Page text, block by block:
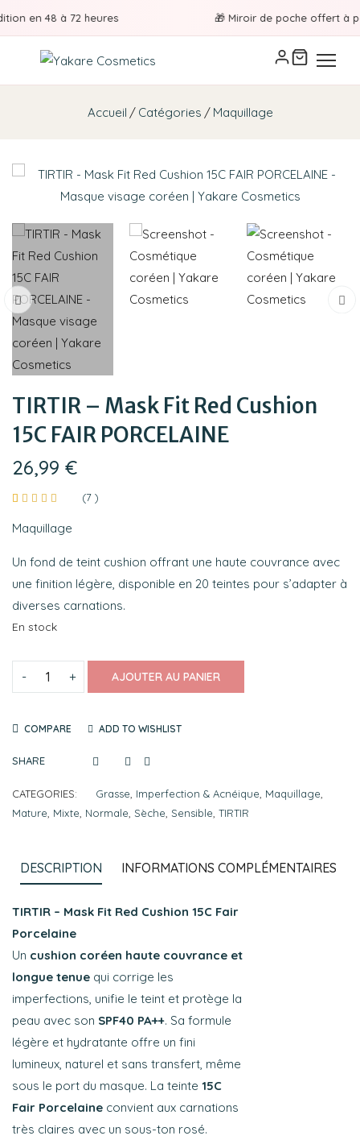
en 48 à 72 heures 🎁 Miroir de poche offert à
Accueil Catégories Maquillage
TIRTIR – Mask Fit Red Cushion
15C FAIR PORCELAINE
26,99 €
4.71sur
5 basé
notations
(7 )
Maquillage
Un fond de teint cushion offrant une haute couvrance avec
une finition légère, disponible en 20 teintes pour s’adapter à
diverses carnations.
En stock
AJOUTER AU PANIER
COMPARE ADD TO WISHLIST
SHARE
CATEGORIES: Grasse Imperfection & Acnéique Maquillage
Mature Mixte Normale Sèche Sensible TIRTIR
DESCRIPTION INFORMATIONS COMPLÉMENTAIRES
TIRTIR – Mask Fit Red Cushion 15C Fair
Porcelaine
Un cushion coréen haute couvrance et
longue tenue qui corrige les
imperfections, unifie le teint et protège la
peau avec son SPF40 PA++. Sa formule
légère et hydratante offre un fini
lumineux, naturel et sans transfert, même
sous le port du masque. La teinte 15C
Fair Porcelaine convient aux carnations
très claires avec un sous-ton rosé.